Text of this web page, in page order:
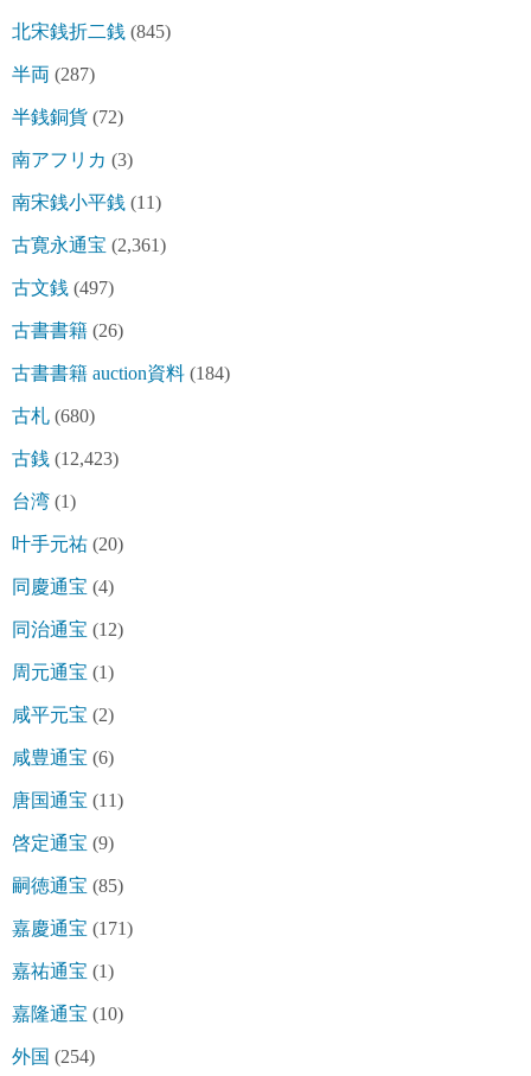
北宋銭折二銭 (845)
半両 (287)
半銭銅貨 (72)
南アフリカ (3)
南宋銭小平銭 (11)
古寛永通宝 (2,361)
古文銭 (497)
古書書籍 (26)
古書書籍 auction資料 (184)
古札 (680)
古銭 (12,423)
台湾 (1)
叶手元祐 (20)
同慶通宝 (4)
同治通宝 (12)
周元通宝 (1)
咸平元宝 (2)
咸豊通宝 (6)
唐国通宝 (11)
啓定通宝 (9)
嗣徳通宝 (85)
嘉慶通宝 (171)
嘉祐通宝 (1)
嘉隆通宝 (10)
外国 (254)